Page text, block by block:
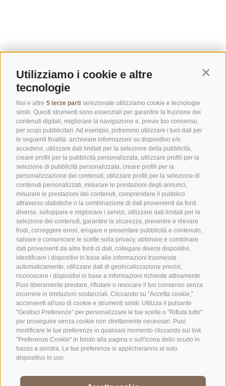
Utilizziamo i cookie e altre
tecnologie
Noi e altre 5 terze parti selezionate utilizziamo cookie e tecnologie
simili. Questi strumenti sono essenziali per garantire la fruizione dei
contenuti digitali, migliorare la navigazione e, previo tuo consenso,
per scopi pubblicitari. Ad esempio, potremmo utilizzare i tuoi dati per
le seguenti finalità: archiviare informazioni su dispositivo e/o
accedervi, utilizzare dati limitati per la selezione della pubblicità,
creare profili per la pubblicità personalizzata, utilizzare profili per la
selezione di pubblicità personalizzata, creare profili per la
personalizzazione dei contenuti, utilizzare profili per la selezione di
contenuti personalizzati, misurare le prestazioni degli annunci,
misurare le prestazioni dei contenuti, comprendere il pubblico
attraverso statistiche o la combinazione di dati provenienti da fonti
diverse, sviluppare e migliorare i servizi, utilizzare dati limitati per la
selezione dei contenuti, garantire la sicurezza, prevenire e rilevare
frodi, correggere errori, erogare e presentare pubblicità e contenuto,
salvare e comunicare le scelte sulla privacy, abbinare e combinare
dati provenienti da altre fonti di dati, collegare diversi dispositivi,
identificare i dispositivi in base alle informazioni trasmesse
automaticamente, utilizzare dati di geolocalizzazione precisi,
riconoscere i dispositivi in base a informazioni richieste attivamente.
Puoi liberamente prestare, rifiutare o revocare il tuo consenso senza
incorrere in limitazioni sostanziali. Cliccando su "Accetta cookie,"
acconsenti all'uso di cookie e strumenti simili. Utilizza il pulsante
"Gestisci Preferenze" per personalizzare le tue scelte o "Rifiuta tutto"
per proseguire senza cookie non strettamente necessari. Puoi
modificare le tue preferenze in qualsiasi momento cliccando sul link
"Preferenze Cookie" in fondo alla pagina o sull'icona dello scudo in
basso a sinistra. Le tue preferenze si applicheranno al solo
dispositivo in uso.
UFFICIO PER IL PARCO NAZIONALE DELLO STELVIO
SOCIAL MEDIA POLICY | CREDITS | MAPPA DEL SITO | COOKIE POLICY | PRIVACY
Preferenze Cookies
CONTATTI CENTRI VISITATORI
ESPERIENZE GUIDATE
NELLA NATURA
SCUOLE